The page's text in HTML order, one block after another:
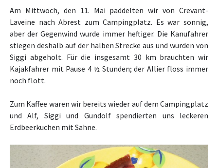
Am Mittwoch, den 11. Mai paddelten wir von Crevant-
Laveine nach Abrest zum Campingplatz. Es war sonnig,
aber der Gegenwind wurde immer heftiger. Die Kanufahrer
stiegen deshalb auf der halben Strecke aus und wurden von
Siggi abgeholt. Für die insgesamt 30 km brauchten wir
Kajakfahrer mit Pause 4 ½ Stunden; der Allier floss immer
noch flott.
Zum Kaffee waren wir bereits wieder auf dem Campingplatz
und Alf, Siggi und Gundolf spendierten uns leckeren
Erdbeerkuchen mit Sahne.